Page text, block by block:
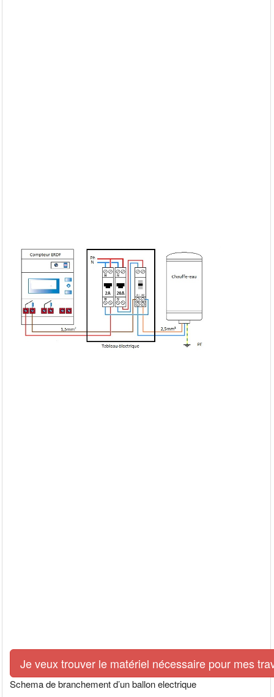
Je veux trouver le matériel nécessaire pour mes
Schema de branchement d’un ballon electrique